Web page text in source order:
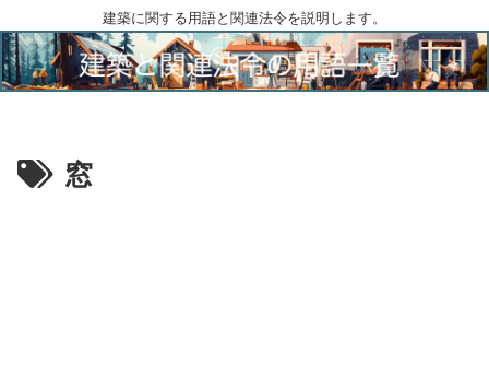
建築に関する用語と関連法令を説明します。
窓